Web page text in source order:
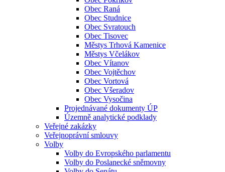
Obec Raná
Obec Studnice
Obec Svratouch
Obec Tisovec
Městys Trhová Kamenice
Městys Včelákov
Obec Vítanov
Obec Vojtěchov
Obec Vortová
Obec Všeradov
Obec Vysočina
Projednávané dokumenty ÚP
Územně analytické podklady
Veřejné zakázky
Veřejnoprávní smlouvy
Volby
Volby do Evropského parlamentu
Volby do Poslanecké sněmovny